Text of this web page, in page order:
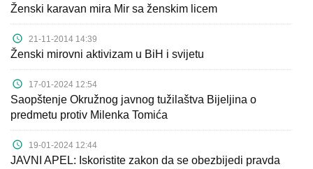
Ženski karavan mira Mir sa ženskim licem
21-11-2014 14:39
Ženski mirovni aktivizam u BiH i svijetu
17-01-2024 12:54
Saopštenje Okružnog javnog tužilaštva Bijeljina o
predmetu protiv Milenka Tomića
19-01-2024 12:44
JAVNI APEL: Iskoristite zakon da se obezbijedi pravda